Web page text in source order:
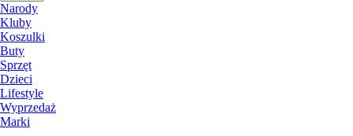
Narody
Kluby
Koszulki
Buty
Sprzęt
Dzieci
Lifestyle
Wyprzedaż
Marki